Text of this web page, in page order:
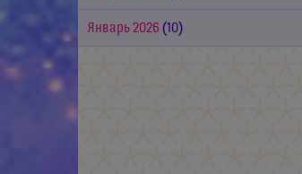
Январь 2026 (10)